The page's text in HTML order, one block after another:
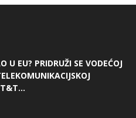
U EU? PRIDRUŽI SE VODEĆOJ